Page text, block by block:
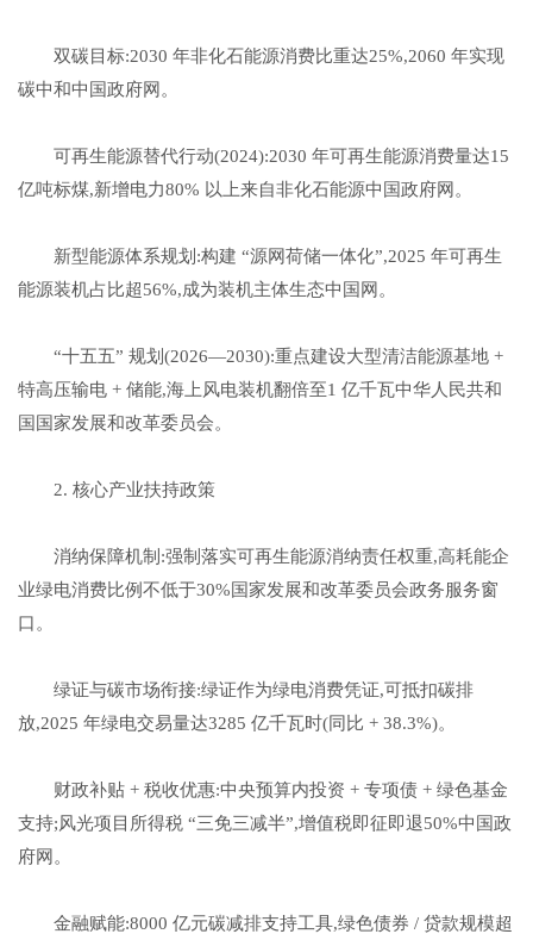
双碳目标:2030 年非化石能源消费比重达25%,2060 年实现
碳中和中国政府网。
可再生能源替代行动(2024):2030 年可再生能源消费量达15
亿吨标煤,新增电力80% 以上来自非化石能源中国政府网。
新型能源体系规划:构建 “源网荷储一体化”,2025 年可再生
能源装机占比超56%,成为装机主体生态中国网。
“十五五” 规划(2026—2030):重点建设大型清洁能源基地 +
特高压输电 + 储能,海上风电装机翻倍至1 亿千瓦中华人民共和
国国家发展和改革委员会。
2. 核心产业扶持政策
消纳保障机制:强制落实可再生能源消纳责任权重,高耗能企
业绿电消费比例不低于30%国家发展和改革委员会政务服务窗
口。
绿证与碳市场衔接:绿证作为绿电消费凭证,可抵扣碳排
放,2025 年绿电交易量达3285 亿千瓦时(同比 + 38.3%)。
财政补贴 + 税收优惠:中央预算内投资 + 专项债 + 绿色基金
支持;风光项目所得税 “三免三减半”,增值税即征即退50%中国政
府网。
金融赋能:8000 亿元碳减排支持工具,绿色债券 / 贷款规模超